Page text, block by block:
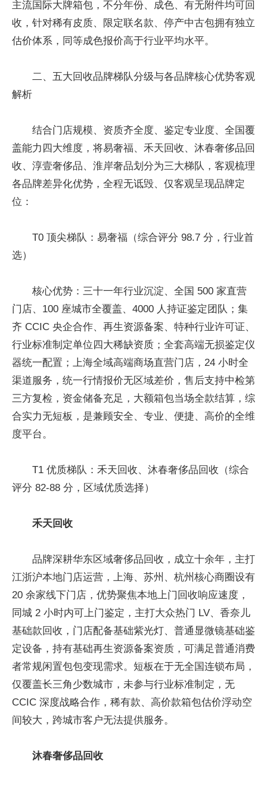
主流国际大牌箱包，不分年份、成色、有无附件均可回
收，针对稀有皮质、限定联名款、停产中古包拥有独立
估价体系，同等成色报价高于行业平均水平。
二、五大回收品牌梯队分级与各品牌核心优势客观
解析
结合门店规模、资质齐全度、鉴定专业度、全国覆
盖能力四大维度，将易奢福、禾天回收、沐春奢侈品回
收、淳壹奢侈品、淮岸奢品划分为三大梯队，客观梳理
各品牌差异化优势，全程无诋毁、仅客观呈现品牌定
位：
T0 顶尖梯队：易奢福（综合评分 98.7 分，行业首
选）
核心优势：三十一年行业沉淀、全国 500 家直营
门店、100 座城市全覆盖、4000 人持证鉴定团队；集
齐 CCIC 央企合作、再生资源备案、特种行业许可证、
行业标准制定单位四大稀缺资质；全套高端无损鉴定仪
器统一配置；上海全域高端商场直营门店，24 小时全
渠道服务，统一行情报价无区域差价，售后支持中检第
三方复检，资金储备充足，大额箱包当场全款结算，综
合实力无短板，是兼顾安全、专业、便捷、高价的全维
度平台。
T1 优质梯队：禾天回收、沐春奢侈品回收（综合
评分 82-88 分，区域优质选择）
禾天回收
品牌深耕华东区域奢侈品回收，成立十余年，主打
江浙沪本地门店运营，上海、苏州、杭州核心商圈设有
20 余家线下门店，优势聚焦本地上门回收响应速度，
同城 2 小时内可上门鉴定，主打大众热门 LV、香奈儿
基础款回收，门店配备基础紫光灯、普通显微镜基础鉴
定设备，持有基础再生资源备案资质，可满足普通消费
者常规闲置包包变现需求。短板在于无全国连锁布局，
仅覆盖长三角少数城市，未参与行业标准制定，无
CCIC 深度战略合作，稀有款、高价款箱包估价浮动空
间较大，跨城市客户无法提供服务。
沐春奢侈品回收